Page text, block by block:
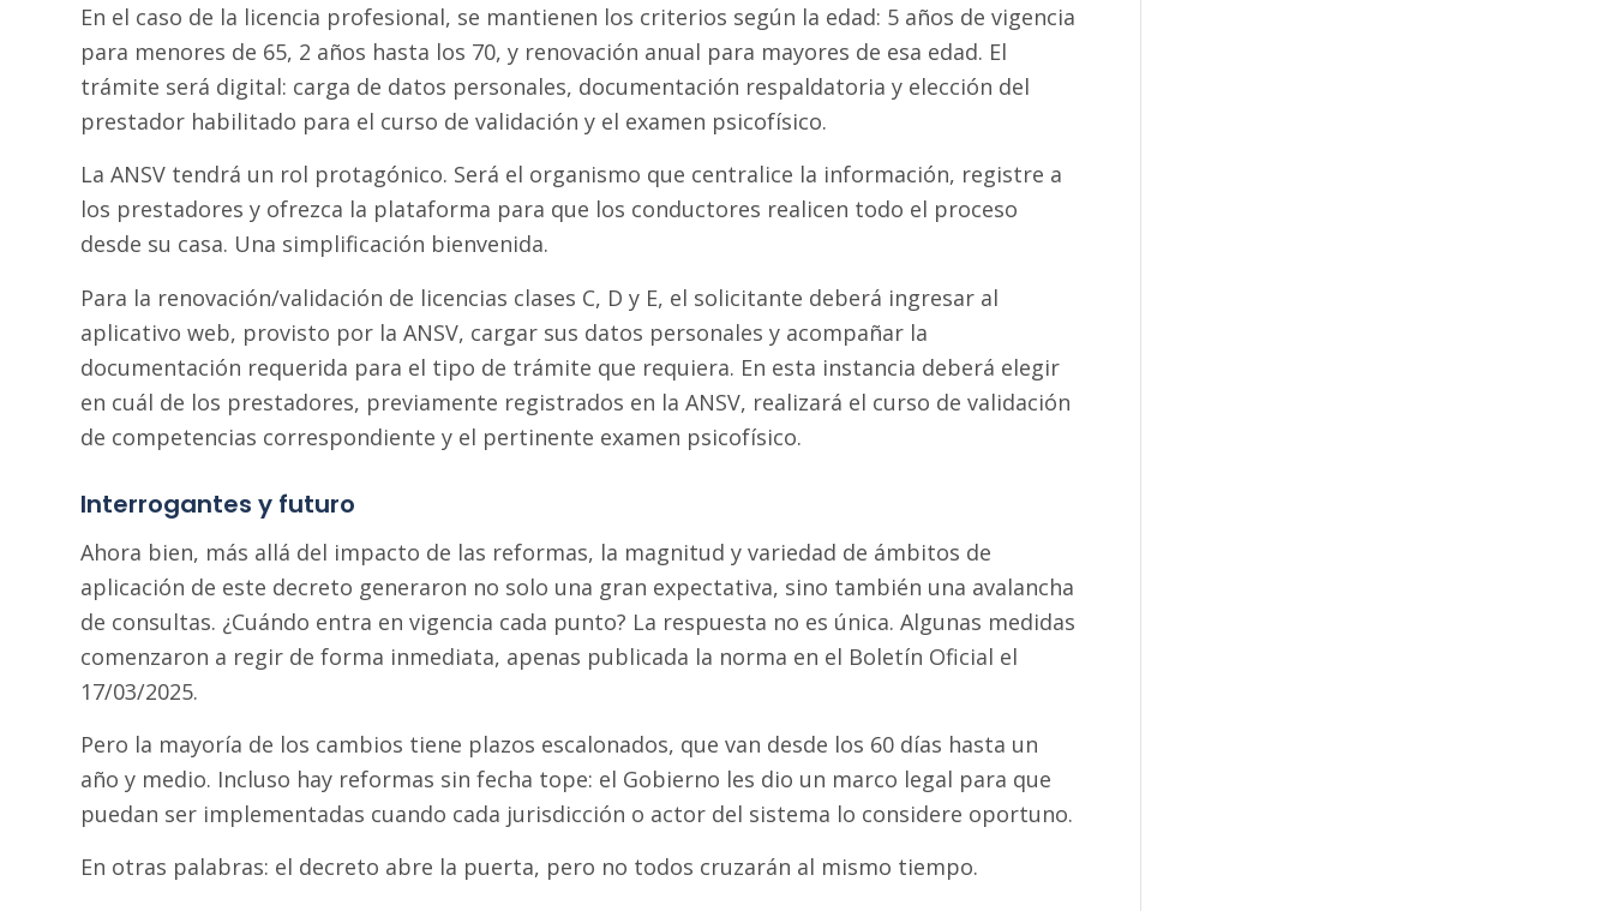
En el caso de la licencia profesional, se mantienen los criterios según la edad: 5 años de vigencia
para menores de 65, 2 años hasta los 70, y renovación anual para mayores de esa edad. El
trámite será digital: carga de datos personales, documentación respaldatoria y elección del
prestador habilitado para el curso de validación y el examen psicofísico.
La ANSV tendrá un rol protagónico. Será el organismo que centralice la información, registre a
los prestadores y ofrezca la plataforma para que los conductores realicen todo el proceso
desde su casa. Una simplificación bienvenida.
Para la renovación/validación de licencias clases C, D y E, el solicitante deberá ingresar al
aplicativo web, provisto por la ANSV, cargar sus datos personales y acompañar la
documentación requerida para el tipo de trámite que requiera. En esta instancia deberá elegir
en cuál de los prestadores, previamente registrados en la ANSV, realizará el curso de validación
de competencias correspondiente y el pertinente examen psicofísico.
Interrogantes y futuro
Ahora bien, más allá del impacto de las reformas, la magnitud y variedad de ámbitos de
aplicación de este decreto generaron no solo una gran expectativa, sino también una avalancha
de consultas. ¿Cuándo entra en vigencia cada punto? La respuesta no es única. Algunas medidas
comenzaron a regir de forma inmediata, apenas publicada la norma en el Boletín Oficial el
17/03/2025.
Pero la mayoría de los cambios tiene plazos escalonados, que van desde los 60 días hasta un
año y medio. Incluso hay reformas sin fecha tope: el Gobierno les dio un marco legal para que
puedan ser implementadas cuando cada jurisdicción o actor del sistema lo considere oportuno.
En otras palabras: el decreto abre la puerta, pero no todos cruzarán al mismo tiempo.